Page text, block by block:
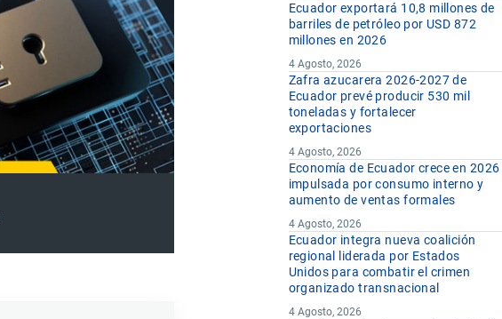
Ecuador exportará 10,8 millones de
barriles de petróleo por USD 872
millones en 2026
4 Agosto, 2026
Zafra azucarera 2026-2027 de
Ecuador prevé producir 530 mil
toneladas y fortalecer
exportaciones
4 Agosto, 2026
Economía de Ecuador crece en 2026
impulsada por consumo interno y
aumento de ventas formales
4 Agosto, 2026
Ecuador integra nueva coalición
regional liderada por Estados
Unidos para combatir el crimen
organizado transnacional
4 Agosto, 2026